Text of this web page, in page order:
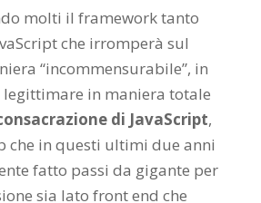
molti il framework tanto
che irromperà sul
“incommensurabile”, in
legittimare in maniera totale
di JavaScript,
che in questi ultimi due anni
fatto passi da gigante per
sia lato front end che